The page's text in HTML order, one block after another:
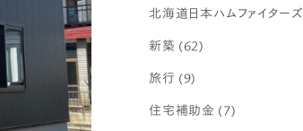
北海道日本ハムファイターズ
新築 (62)
旅行 (9)
住宅補助金 (7)